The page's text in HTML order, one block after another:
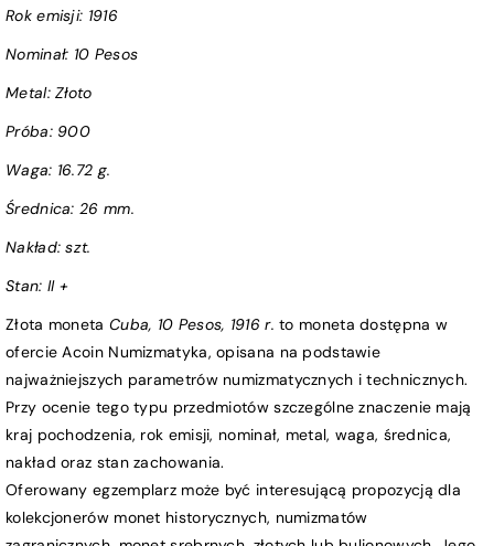
Rok emisji: 1916
Nominał: 10 Pesos
Metal: Złoto
Próba: 900
Waga: 16.72 g.
Średnica: 26 mm.
Nakład: szt.
Stan: II +
Złota moneta Cuba, 10 Pesos, 1916 r.to moneta dostępna w
ofercie Acoin Numizmatyka, opisana na podstawie
najważniejszych parametrów numizmatycznych i technicznych.
Przy ocenie tego typu przedmiotów szczególne znaczenie mają
kraj pochodzenia, rok emisji, nominał, metal, waga, średnica,
nakład oraz stan zachowania.
Oferowany egzemplarz może być interesującą propozycją dla
kolekcjonerów monet historycznych, numizmatów